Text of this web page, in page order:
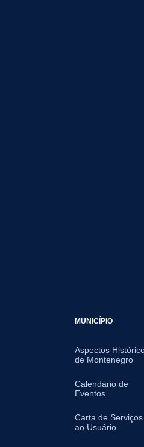
MUNICÍPIO
Aspectos
de Montenegro
Calendário de
Eventos
Carta de Serviços
ao Usuário